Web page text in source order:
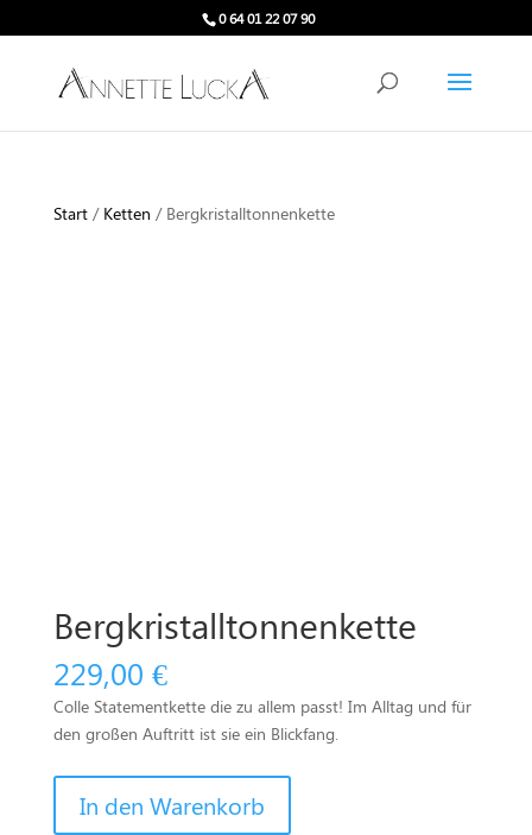
0 64 01 22 07 90
Start/ Ketten / Bergkristalltonnenkette
Bergkristalltonnenkette
229,00 €
Colle Statementkette die zu allem passt! Im Alltag und für
den großen Auftritt ist sie ein Blickfang.
MengeIn den Warenkorb